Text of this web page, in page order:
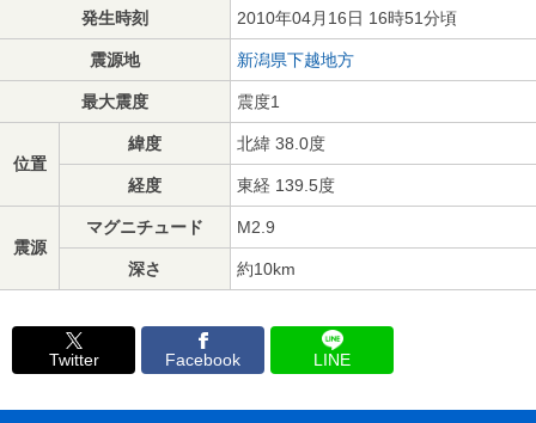
発生時刻 2010年04月16日 16時51分頃
震源地 新潟県下越地方
最大震度 震度1
位置
緯度 北緯 38.0度
経度 東経 139.5度
震源
マグニチュード M2.9
深さ 約10km
Twitter Facebook LINE